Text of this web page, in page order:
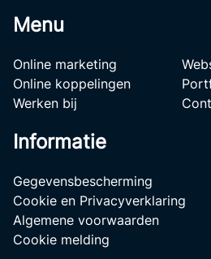
Menu
Online marketing
Online koppelingen
Werken bij
Informatie
Gegevensbescherming
Cookie en Privacyverklaring
Algemene voorwaarden
Cookie melding